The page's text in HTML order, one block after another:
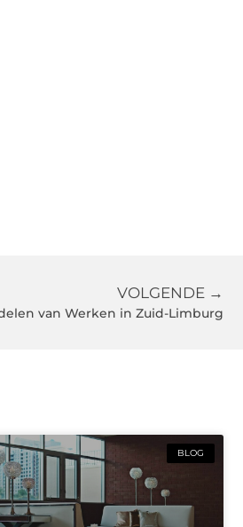
VOLGENDE →
van Werken in Zuid-Limburg
BLOG